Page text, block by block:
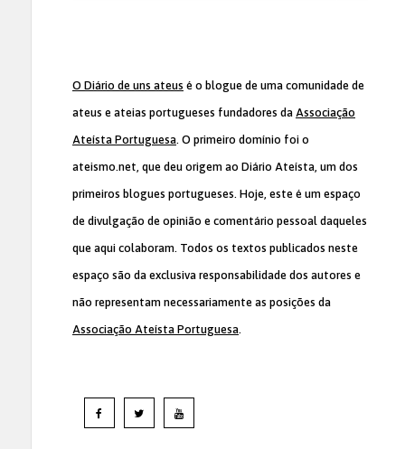
O Diário de uns ateus é o blogue de uma comunidade de
ateus e ateias portugueses fundadores da Associação
Ateísta Portuguesa. O primeiro domínio foi o
ateismo.net, que deu origem ao Diário Ateísta, um dos
primeiros blogues portugueses. Hoje, este é um espaço
de divulgação de opinião e comentário pessoal daqueles
que aqui colaboram. Todos os textos publicados neste
espaço são da exclusiva responsabilidade dos autores e
não representam necessariamente as posições da
Associação Ateísta Portuguesa.